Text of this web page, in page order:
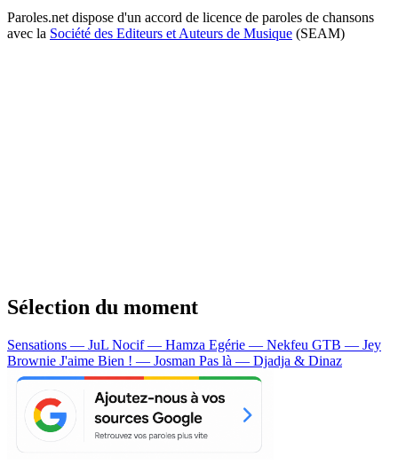
Paroles.net dispose d'un accord de licence de paroles de chansons
avec la Société des Editeurs et Auteurs de Musique (SEAM)
Sélection du moment
Sensations — JuL Nocif — Hamza Egérie — Nekfeu GTB — Jey
Brownie J'aime Bien ! — Josman Pas là — Djadja & Dinaz